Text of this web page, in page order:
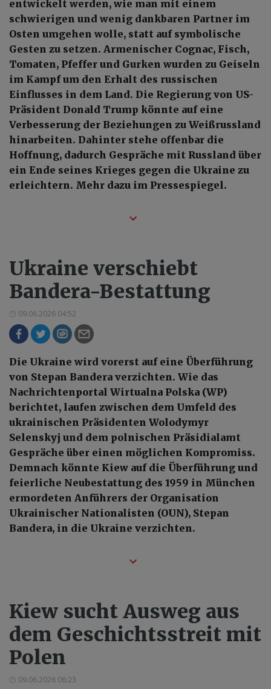
entwickelt werden, wie man mit einem
schwierigen und wenig dankbaren Partner im
Osten umgehen wolle, statt auf symbolische
Gesten zu setzen. Armenischer Cognac, Fisch,
Tomaten, Pfeffer und Gurken wurden zu Geiseln
im Kampf um den Erhalt des russischen
Einflusses in dem Land. Die Regierung von US-
Präsident Donald Trump könnte auf eine
Verbesserung der Beziehungen zu Weißrussland
hinarbeiten. Dahinter stehe offenbar die
Hoffnung, dadurch Gespräche mit Russland über
ein Ende seines Krieges gegen die Ukraine zu
erleichtern. Mehr dazu im Pressespiegel.
Ukraine verschiebt
Bandera-Bestattung
09.06.2026 04:52
Die Ukraine wird vorerst auf eine Überführung
von Stepan Bandera verzichten. Wie das
Nachrichtenportal Wirtualna Polska (WP)
berichtet, laufen zwischen dem Umfeld des
ukrainischen Präsidenten Wolodymyr
Selenskyj und dem polnischen Präsidialamt
Gespräche über einen möglichen Kompromiss.
Demnach könnte Kiew auf die Überführung und
feierliche Neubestattung des 1959 in München
ermordeten Anführers der Organisation
Ukrainischer Nationalisten (OUN), Stepan
Bandera, in die Ukraine verzichten.
Kiew sucht Ausweg aus
dem Geschichtsstreit mit
Polen
09.06.2026 06:23